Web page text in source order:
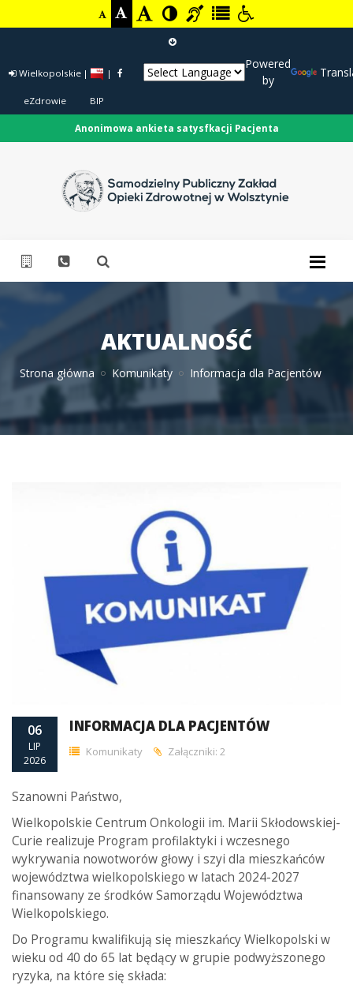
Wielkopolskie
eZdrowie
|
BIP
|
Powered
by
Anonimowa ankieta satysfkacji Pacjenta
AKTUALNOŚĆ
Strona główna Komunikaty Informacja dla Pacjentów
06
LIP
2026
INFORMACJA DLA PACJENTÓW
Komunikaty Załączniki: 2
Szanowni Państwo,
Wielkopolskie Centrum Onkologii im. Marii Skłodowskiej-
Curie realizuje Program profilaktyki i wczesnego
wykrywania nowotworów głowy i szyi dla mieszkańców
województwa wielkopolskiego w latach 2024-2027
finansowany ze środków Samorządu Województwa
Wielkopolskiego.
Do Programu kwalifikują się mieszkańcy Wielkopolski w
wieku od 40 do 65 lat będący w grupie podwyższonego
ryzyka, na które się składa: